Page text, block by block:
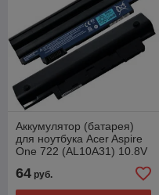
Аккумулятор (батарея)
для ноутбука Acer Aspire
One 722 (AL10A31) 10.8V
64 руб.